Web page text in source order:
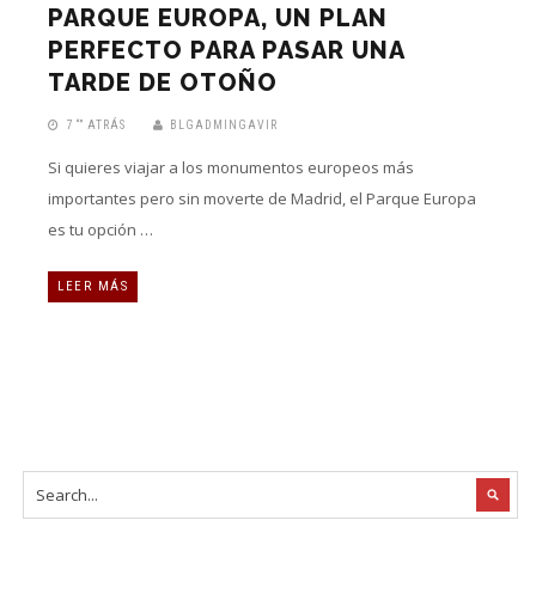
PARQUE EUROPA, UN PLAN
PERFECTO PARA PASAR UNA
TARDE DE OTOÑO
7 “” ATRÁS BLGADMINGAVIR
Si quieres viajar a los monumentos europeos más
importantes pero sin moverte de Madrid, el Parque Europa
es tu opción …
LEER MÁS